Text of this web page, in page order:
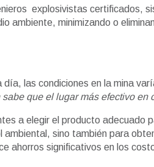
explosivistas certificados,
ambiente, minimizando o
las condiciones en la mina
sabe que el lugar más efectivo en
a elegir el producto
sino también para
ahorros significativos en los